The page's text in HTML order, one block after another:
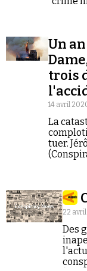
Un
trois
14 avril
La
tuer.
22 avril
Des